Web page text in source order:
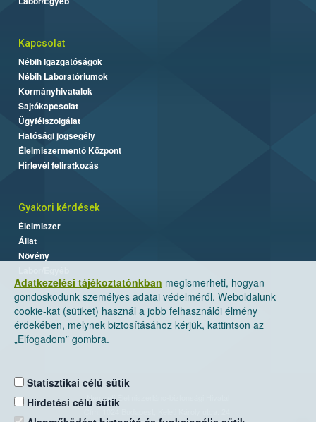
Adatkezelési tájékoztatónkban megismerheti, hogyan
gondoskodunk személyes adatai védelméről. Weboldalunk
cookie-kat (sütiket) használ a jobb felhasználói élmény
érdekében, melynek biztosításához kérjük, kattintson az
„Elfogadom” gombra.
Statisztikai célú sütik
Hirdetési célú sütik
Kapcsolat
Nébih Igazgatóságok
Nébih Laboratóriumok
Kormányhivatalok
Sajtókapcsolat
Ügyfélszolgálat
Hatósági jogsegély
Élelmiszermentő Központ
Hírlevél feliratkozás
Gyakori kérdések
Élelmiszer
Állat
Növény
Nemzeti Élelmiszerlánc-biztonsági Hivatal